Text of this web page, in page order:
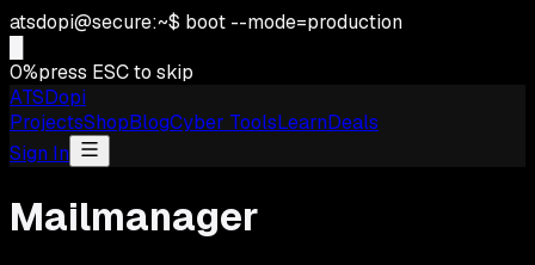
atsdopi@secure:~$ boot --mode=production
0%press ESC to skip
ATSDopi
ProjectsShopBlogCyber ToolsLearnDeals
Sign In
Mailmanager